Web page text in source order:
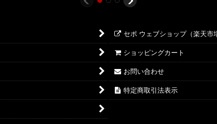
セポ ウェブショップ（楽天市
ショッピングカート
お問い合わせ
特定商取引法表示